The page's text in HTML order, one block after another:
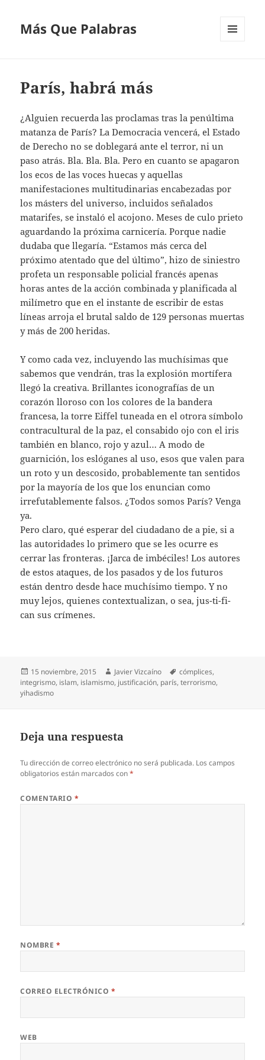
Más Que Palabras
París, habrá más
¿Alguien recuerda las proclamas tras la penúltima
matanza de París? La Democracia vencerá, el Estado
de Derecho no se doblegará ante el terror, ni un
paso atrás. Bla. Bla. Bla. Pero en cuanto se apagaron
los ecos de las voces huecas y aquellas
manifestaciones multitudinarias encabezadas por
los másters del universo, incluidos señalados
matarifes, se instaló el acojono. Meses de culo prieto
aguardando la próxima carnicería. Porque nadie
dudaba que llegaría. “Estamos más cerca del
próximo atentado que del último”, hizo de siniestro
profeta un responsable policial francés apenas
horas antes de la acción combinada y planificada al
milímetro que en el instante de escribir de estas
líneas arroja el brutal saldo de 129 personas muertas
y más de 200 heridas.
Y como cada vez, incluyendo las muchísimas que
sabemos que vendrán, tras la explosión mortífera
llegó la creativa. Brillantes iconografías de un
corazón lloroso con los colores de la bandera
francesa, la torre Eiffel tuneada en el otrora símbolo
contracultural de la paz, el consabido ojo con el iris
también en blanco, rojo y azul… A modo de
guarnición, los eslóganes al uso, esos que valen para
un roto y un descosido, probablemente tan sentidos
por la mayoría de los que los enuncian como
irrefutablemente falsos. ¿Todos somos París? Venga
ya.
Pero claro, qué esperar del ciudadano de a pie, si a
las autoridades lo primero que se les ocurre es
cerrar las fronteras. ¡Jarca de imbéciles! Los autores
de estos ataques, de los pasados y de los futuros
están dentro desde hace muchísimo tiempo. Y no
muy lejos, quienes contextualizan, o sea, jus-ti-fi-
can sus crímenes.
Publicado
el
15 noviembre, 2015 Autor
Javier Vizcaíno Etiquetas
cómplices,
integrismo, islam, islamismo, justificación, parís,terrorismo,
yihadismo
Deja una respuesta
Tu dirección de correo electrónico no será publicada. Los campos
obligatorios están marcados con*
COMENTARIO *
NOMBRE *
CORREO ELECTRÓNICO *
WEB